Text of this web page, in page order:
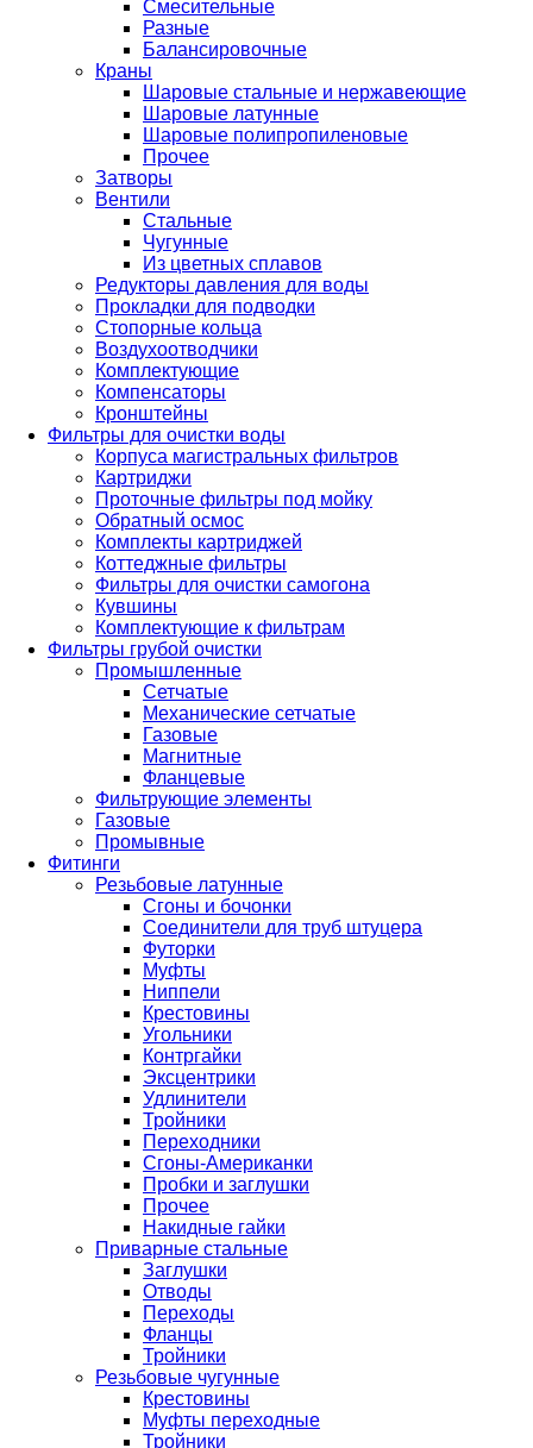
Смесительные
Разные
Балансировочные
Краны
Шаровые стальные и нержавеющие
Шаровые латунные
Шаровые полипропиленовые
Прочее
Затворы
Вентили
Стальные
Чугунные
Из цветных сплавов
Редукторы давления для воды
Прокладки для подводки
Стопорные кольца
Воздухоотводчики
Комплектующие
Компенсаторы
Кронштейны
Фильтры для очистки воды
Корпуса магистральных фильтров
Картриджи
Проточные фильтры под мойку
Обратный осмос
Комплекты картриджей
Коттеджные фильтры
Фильтры для очистки самогона
Кувшины
Комплектующие к фильтрам
Фильтры грубой очистки
Промышленные
Сетчатые
Механические сетчатые
Газовые
Магнитные
Фланцевые
Фильтрующие элементы
Газовые
Промывные
Фитинги
Резьбовые латунные
Сгоны и бочонки
Соединители для труб штуцера
Футорки
Муфты
Ниппели
Крестовины
Угольники
Контргайки
Эксцентрики
Удлинители
Тройники
Переходники
Сгоны-Американки
Пробки и заглушки
Прочее
Накидные гайки
Приварные стальные
Заглушки
Отводы
Переходы
Фланцы
Тройники
Резьбовые чугунные
Крестовины
Муфты переходные
Тройники